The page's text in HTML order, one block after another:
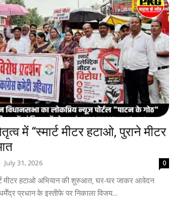
में “स्मार्ट मीटर हटाओ, पुराने मीटर
- July 31, 2026 0
मीटर हटाओ अभियान की शुरुआत, घर-घर जाकर आवेदन
प्रधान के इस्तीफे पर निकाला विजय...